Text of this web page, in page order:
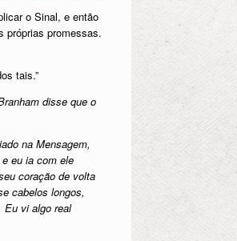
o Sinal, e então
próprias promessas.
tais.”
disse que o
na Mensagem,
eu ia com ele
coração de volta
cabelos longos,
Eu vi algo real